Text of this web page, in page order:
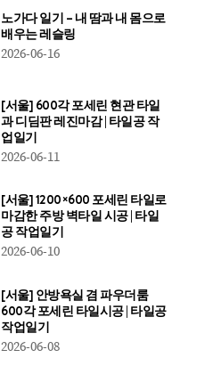
노가다 일기 – 내 땀과 내 몸으로
배우는 레슬링
2026-06-16
[서울] 600각 포세린 현관 타일
과 디딤판 레진마감 | 타일공 작
업일기
2026-06-11
[서울] 1200×600 포세린 타일로
마감한 주방 벽타일 시공 | 타일
공 작업일기
2026-06-10
[서울] 안방욕실 겸 파우더룸
600각 포세린 타일시공 | 타일공
작업일기
2026-06-08